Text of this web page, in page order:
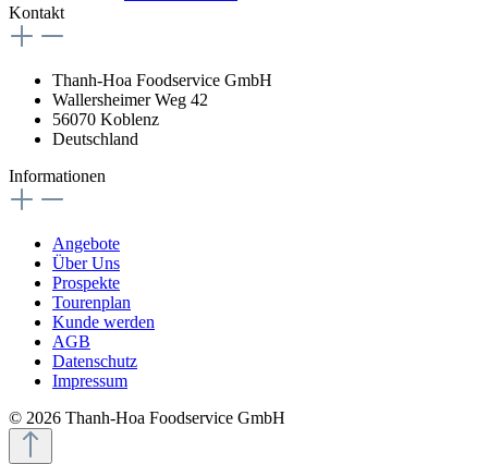
Kontakt
Thanh-Hoa Foodservice GmbH
Wallersheimer Weg 42
56070 Koblenz
Deutschland
Informationen
Angebote
Über Uns
Prospekte
Tourenplan
Kunde werden
AGB
Datenschutz
Impressum
© 2026 Thanh-Hoa Foodservice GmbH